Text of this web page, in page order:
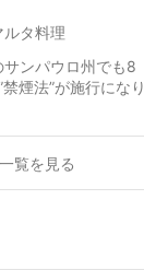
タ料理
サンパウロ州でも8
禁煙法”が施行になり
一覧を見る